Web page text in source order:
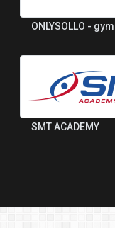
ONLYSOLLO -
SMT ACADEMY